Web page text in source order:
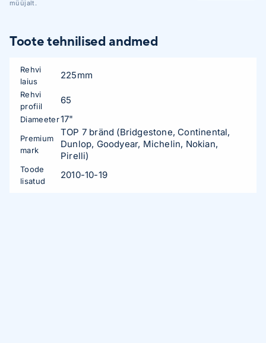
müüjalt.
Toote tehnilised andmed
Rehvi
laius
225mm
Rehvi
profiil
65
Diameeter17"
Premium
mark
TOP 7 bränd (Bridgestone, Continental,
Dunlop, Goodyear, Michelin, Nokian,
Pirelli)
Toode
lisatud
2010-10-19